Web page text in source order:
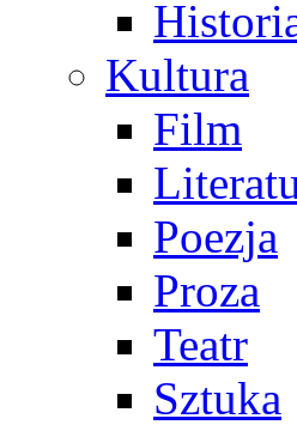
Kultura
Film
Poezja
Proza
Teatr
Sztuka